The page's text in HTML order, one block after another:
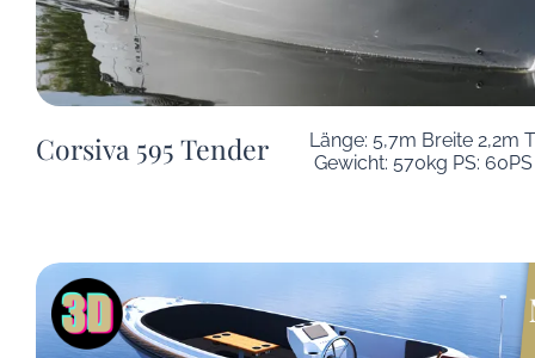
Corsiva 595 Tender
Länge: 5,7m Breite 2,2m
Gewicht: 570kg PS: